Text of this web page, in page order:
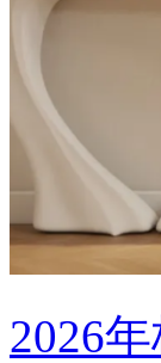
2026